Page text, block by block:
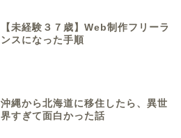
【未経験３７歳】Web制作フリーラ
ンスになった手順
沖縄から北海道に移住したら、異世
界すぎて面白かった話